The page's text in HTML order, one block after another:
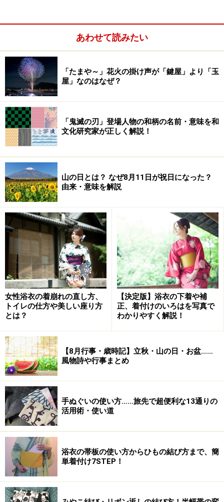
本人としてのアイデンティティをしっかり作ること」が
は何者であるのかということで、まさに自分の根っこで
すね。よく、外国の方に接し、自分が日本のことを知ら
なくて恥ずかしい思いをしたという話を耳にしません
か。外国に目を向けるにしても、まずはしっかりとした
日本人であることが基本となるわけです。
日本人としてのアイデンティティは、日本の文化、生ま
れ育った地域の文化、家庭の文化で形成されていきます
から、こうした文化の結晶である「行事育」が大いに役
立ちます。日本人としての根っこがしっかりしていれ
ば、国際社会でも自分らしく生きていけるでしょう。
子どもの根っこは家庭で育まれるので、
あなたは今、我
が子の根っこを育てている最中
です。さらに、親子関係
の根っこや親自身の根っこも育めるので、「行事育」を
活かさない手はありませんね。
※記事内容は執筆時点のものです。最新の内容をご確認くださ
い。
あわせて読みたい
「たまや～」花火の掛け声が「鍵屋」より「玉
屋」なのはなぜ？
「鬼滅の刃」登場人物の和柄の名前・意味を和
文化研究家が正しく解説！
山の日とは？ なぜ8月11日が祝日になった？
由来・意味を解説
女性浴衣の着崩れの直し方、
トイレの仕方や美しい座り方
とは？
【決定版】浴衣の下着や補
正、着付けのいろはを写真で
わかりやすく解説！
【8月行事・歳時記】立秋・山の日・お盆……
風物詩や行事まとめ
手ぬぐいの使い方……旅先で超便利な13通りの
活用術・使い道
浴衣の帯板の使い方からひもの結び方まで、簡
単着付け7STEP！